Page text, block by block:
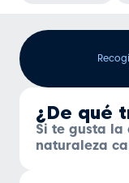
¿De qué
Si te gusta la
naturaleza